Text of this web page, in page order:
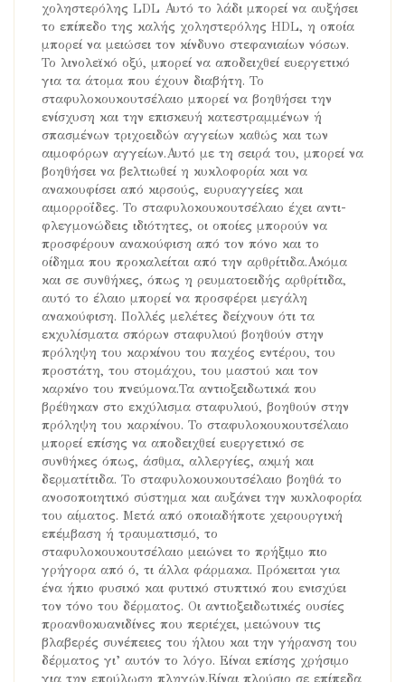
χοληστερόλης LDL Αυτό το λάδι μπορεί να αυξήσει
το επίπεδο της καλής χοληστερόλης HDL, η οποία
μπορεί να μειώσει τον κίνδυνο στεφανιαίων νόσων.
Το λινολεϊκό οξύ, μπορεί να αποδειχθεί ευεργετικό
για τα άτομα που έχουν διαβήτη. Το
σταφυλοκουκουτσέλαιο μπορεί να βοηθήσει την
ενίσχυση και την επισκευή κατεστραμμένων ή
σπασμένων τριχοειδών αγγείων καθώς και των
αιμοφόρων αγγείων.Αυτό με τη σειρά του, μπορεί να
βοηθήσει να βελτιωθεί η κυκλοφορία και να
ανακουφίσει από κιρσούς, ευρυαγγείες και
αιμορροΐδες. Το σταφυλοκουκουτσέλαιο έχει αντι-
φλεγμονώδεις ιδιότητες, οι οποίες μπορούν να
προσφέρουν ανακούφιση από τον πόνο και το
οίδημα που προκαλείται από την αρθρίτιδα.Ακόμα
και σε συνθήκες, όπως η ρευματοειδής αρθρίτιδα,
αυτό το έλαιο μπορεί να προσφέρει μεγάλη
ανακούφιση. Πολλές μελέτες δείχνουν ότι τα
εκχυλίσματα σπόρων σταφυλιού βοηθούν στην
πρόληψη του καρκίνου του παχέος εντέρου, του
προστάτη, του στομάχου, του μαστού και τον
καρκίνο του πνεύμονα.Τα αντιοξειδωτικά που
βρέθηκαν στο εκχύλισμα σταφυλιού, βοηθούν στην
πρόληψη του καρκίνου. Το σταφυλοκουκουτσέλαιο
μπορεί επίσης να αποδειχθεί ευεργετικό σε
συνθήκες όπως, άσθμα, αλλεργίες, ακμή και
δερματίτιδα. Το σταφυλοκουκουτσέλαιο βοηθά το
ανοσοποιητικό σύστημα και αυξάνει την κυκλοφορία
του αίματος. Μετά από οποιαδήποτε χειρουργική
επέμβαση ή τραυματισμό, το
σταφυλοκουκουτσέλαιο μειώνει το πρήξιμο πιο
γρήγορα από ό, τι άλλα φάρμακα. Πρόκειται για
ένα ήπιο φυσικό και φυτικό στυπτικό που ενισχύει
τον τόνο του δέρματος. Οι αντιοξειδωτικές ουσίες
προανθοκυανιδίνες που περιέχει, μειώνουν τις
βλαβερές συνέπειες του ήλιου και την γήρανση του
δέρματος γι’ αυτόν το λόγο. Είναι επίσης χρήσιμο